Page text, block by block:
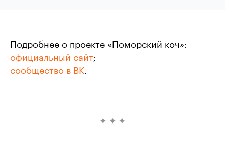
Подробнее о проекте «Поморский коч»:
официальный сайт;
сообщество в ВК